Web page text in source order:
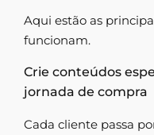
Aqui estão as
funcionam.
Crie conteúdos
jornada de compra
Cada cliente passa